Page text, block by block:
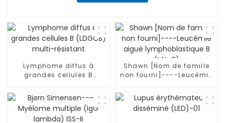
Lymphome diffus à
grandes cellules B
Shawn [Nom de famille
non fourni]----Leucémie
(LAL-B)